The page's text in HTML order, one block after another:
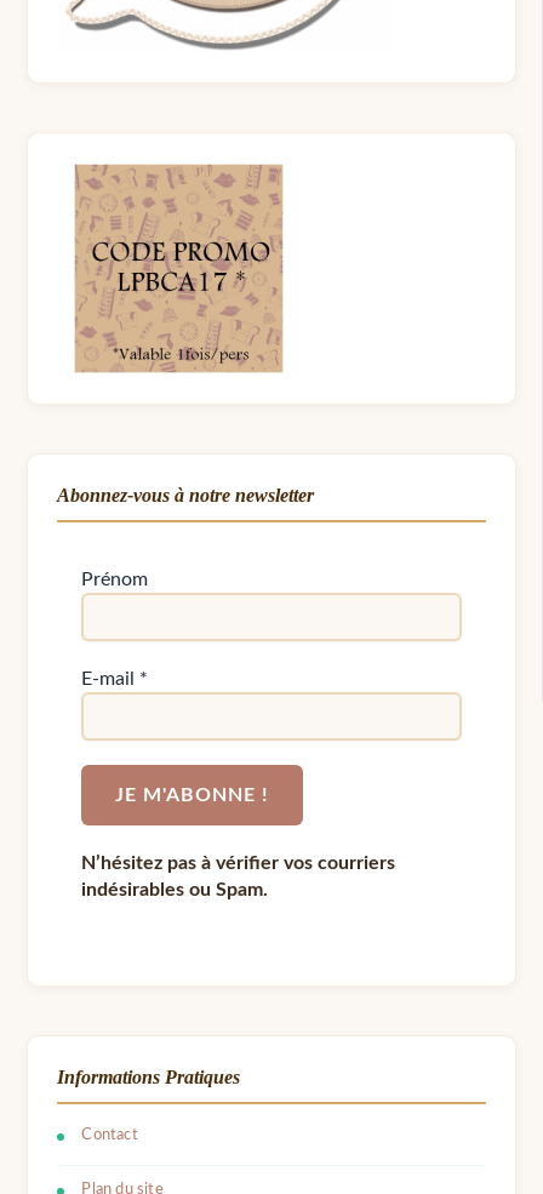
Abonnez-vous à notre newsletter
Prénom
E-mail *
N’hésitez pas à vérifier vos courriers
indésirables ou Spam.
Informations Pratiques
Contact
Plan du site